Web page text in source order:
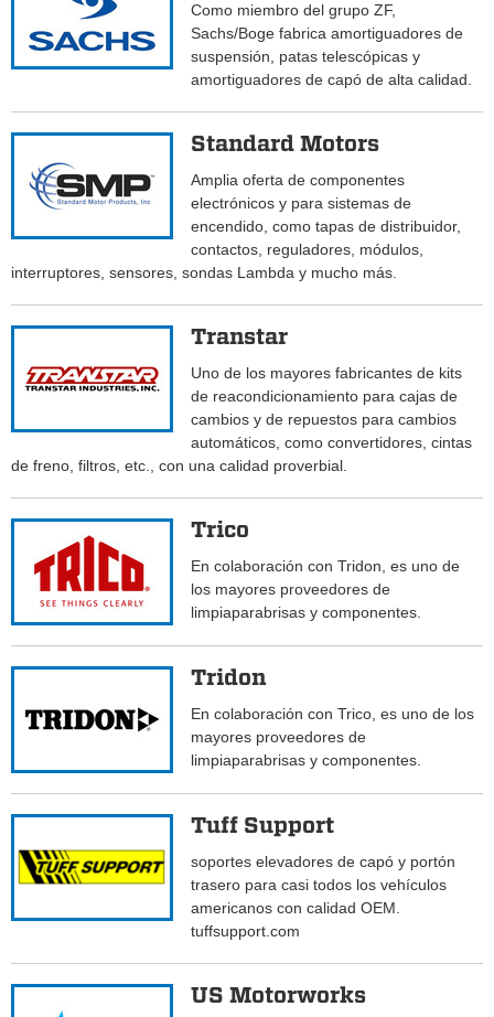
Como miembro del grupo ZF,
Sachs/Boge fabrica amortiguadores de
suspensión, patas telescópicas y
amortiguadores de capó de alta calidad.
Standard Motors
Amplia oferta de componentes
electrónicos y para sistemas de
encendido, como tapas de distribuidor,
contactos, reguladores, módulos,
interruptores, sensores, sondas Lambda y mucho más.
Transtar
Uno de los mayores fabricantes de kits
de reacondicionamiento para cajas de
cambios y de repuestos para cambios
automáticos, como convertidores, cintas
de freno, filtros, etc., con una calidad proverbial.
Trico
En colaboración con Tridon, es uno de
los mayores proveedores de
limpiaparabrisas y componentes.
Tridon
En colaboración con Trico, es uno de los
mayores proveedores de
limpiaparabrisas y componentes.
Tuff Support
soportes elevadores de capó y portón
trasero para casi todos los vehículos
americanos con calidad OEM.
tuffsupport.com
US Motorworks